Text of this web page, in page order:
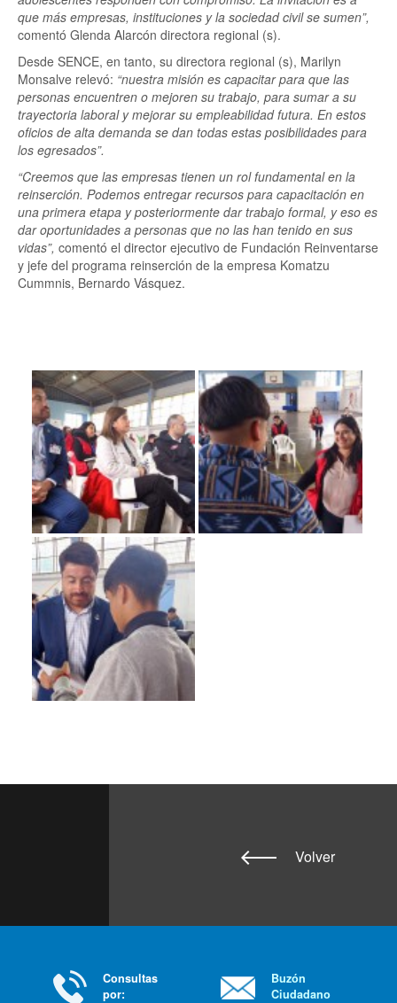
que más empresas, instituciones y la sociedad civil se sumen”,
comentó Glenda Alarcón directora regional (s).
Desde SENCE, en tanto, su directora regional (s), Marilyn
Monsalve relevó: “nuestra misión es capacitar para que las
personas encuentren o mejoren su trabajo, para sumar a su
trayectoria laboral y mejorar su empleabilidad futura. En estos
oficios de alta demanda se dan todas estas posibilidades para
los egresados”.
“Creemos que las empresas tienen un rol fundamental en la
reinserción. Podemos entregar recursos para capacitación en
una primera etapa y posteriormente dar trabajo formal, y eso es
dar oportunidades a personas que no las han tenido en sus
vidas”, comentó el director ejecutivo de Fundación Reinventarse
y jefe del programa reinserción de la empresa Komatzu
Cummnis, Bernardo Vásquez.
Volver
Consultas
por:
Buzón
Ciudadano